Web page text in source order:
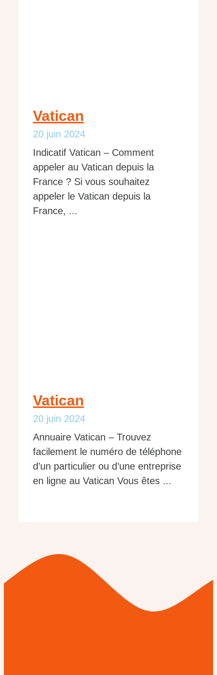
Vatican
20 juin 2024
Indicatif Vatican – Comment
appeler au Vatican depuis la
France ? Si vous souhaitez
appeler le Vatican depuis la
France, ...
Vatican
20 juin 2024
Annuaire Vatican – Trouvez
facilement le numéro de téléphone
d’un particulier ou d’une entreprise
en ligne au Vatican Vous êtes ...